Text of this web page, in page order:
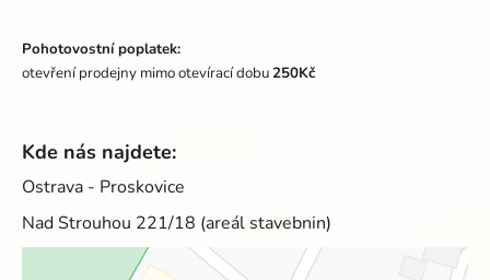
Pohotovostní poplatek:
otevření prodejny mimo otevírací dobu250Kč
Kde nás najdete:
Ostrava - Proskovice
Nad Strouhou 221/18 (areál stavebnin)